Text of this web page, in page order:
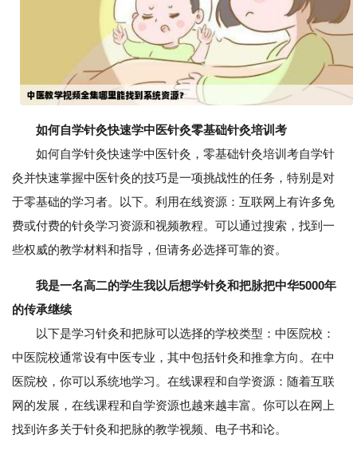
如何自学针灸快速学中医针灸零基础针灸培训考
如何自学针灸快速学中医针灸，零基础针灸培训考自学针
灸并快速掌握中医针灸的技巧是一项挑战性的任务，特别是对
于零基础的学习者。以下。利用在线资源：互联网上有许多免
费或付费的针灸学习资源和视频教程。可以通过搜索，找到一
些权威的教学材料和指导，但请务必选择可靠的资。
我是一名高二的学生我以后想学针灸和把脉把中华5000年
的传承继续
以下是学习针灸和把脉可以选择的学校类型：中医院校：
中医院校通常设有中医专业，其中包括针灸和推拿方向。在中
医院校，你可以系统地学习。在线课程和自学资源：随着互联
网的发展，在线课程和自学资源也越来越丰富。你可以在网上
找到许多关于针灸和把脉的教学视频、电子书和论。